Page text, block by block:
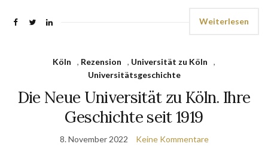
Weiterlesen
Köln , Rezension , Universität zu Köln
,
Universitätsgeschichte
Die Neue Universität zu Köln. Ihre
Geschichte seit 1919
8. November 2022 Keine Kommentare